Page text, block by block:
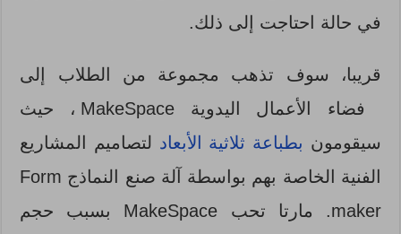
في حالة احتاجت إلى ذلك.
قريبا، سوف تذهب مجموعة من الطلاب إلى
فضاء الأعمال اليدوية MakeSpace ، حيث
سيقومون بطباعة ثلاثية الأبعاد لتصاميم المشاريع
الفنية الخاصة بهم بواسطة آلة صنع النماذج Form
maker. مارتا تحب MakeSpace بسبب حجم